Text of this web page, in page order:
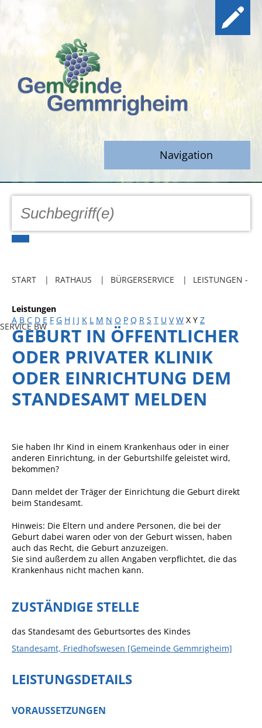
Navigation
GEMEINDE
Freibadkarten
Social Media
Parkraumkonzept
Ladeinfrastruktur
Einrichtungen
Kindertageseinrichtungen
Grundschule
Mensa
Jugendhaus
Sportstätten
Veranstaltungsgebäude
Bauhof
Häckselplatz
Friedhof
START RATHAUS BÜRGERSERVICE LEISTUNGEN -
SERVICE BW
Leistungen
A B C D E F G H I J K L M N O P Q R S T U V W X Y Z
GEBURT IN ÖFFENTLICHER
ODER PRIVATER KLINIK
ODER EINRICHTUNG DEM
STANDESAMT MELDEN
Sie haben Ihr Kind in einem Krankenhaus oder in einer
anderen Einrichtung, in der Geburtshilfe geleistet wird,
bekommen?
Dann meldet der Träger der Einrichtung die Geburt direkt
beim Standesamt.
Hinweis: Die Eltern und andere Personen, die bei der
Geburt dabei waren oder von der Geburt wissen, haben
auch das Recht, die Geburt anzuzeigen.
Sie sind außerdem zu allen Angaben verpflichtet, die das
Krankenhaus nicht machen kann.
ZUSTÄNDIGE STELLE
das Standesamt des Geburtsortes des Kindes
Standesamt, Friedhofswesen [Gemeinde Gemmrigheim]
LEISTUNGSDETAILS
VORAUSSETZUNGEN